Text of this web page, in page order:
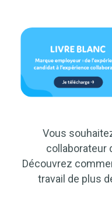
Vous
collaborateur
Découvrez
travail de plus